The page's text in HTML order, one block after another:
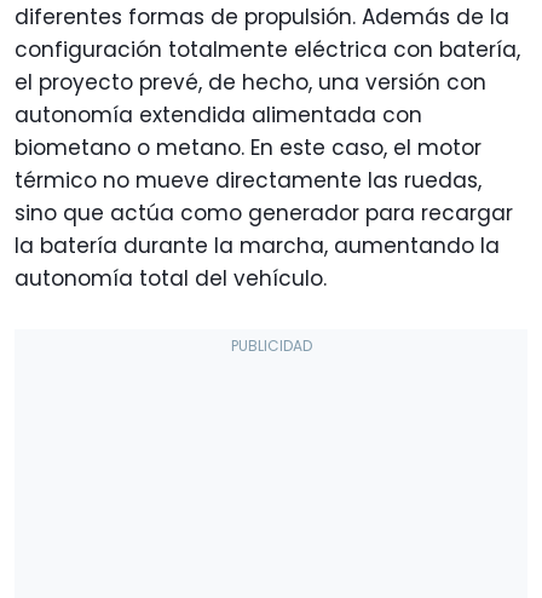
diferentes formas de propulsión. Además de la
configuración totalmente eléctrica con batería,
el proyecto prevé, de hecho, una versión con
autonomía extendida alimentada con
biometano o metano. En este caso, el motor
térmico no mueve directamente las ruedas,
sino que actúa como generador para recargar
la batería durante la marcha, aumentando la
autonomía total del vehículo.